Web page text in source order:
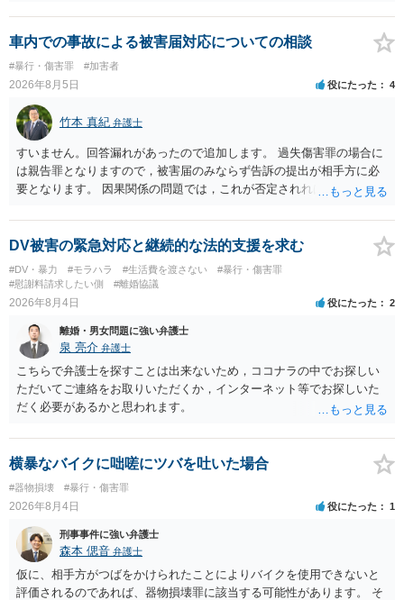
告訴状を作って証拠をそろえて出すことでしょう。
車内での事故による被害届対応についての相談
#暴行・傷害罪 #加害者
2026年8月5日 役にたった 4
竹本 真紀 弁護士
すいません。回答漏れがあったので追加します。 過失傷害罪の場合に
は親告罪となりますので，被害届のみならず告訴の提出が相手方に必
要となります。 因果関係の問題では，これが否定されれば ①刑事的に
断されれば処罰規定がない状態になると思います。 ②民事的には傷害
部分が否定されますので，暴行行為自体による損害（慰謝料的なもの
DV被害の緊急対応と継続的な法的支援を求む
#DV・暴力 #モラハラ #生活費を渡さない
#暴行・傷害罪
#慰謝料請求したい側
#離婚協議
2026年8月4日 役にたった 2
離婚・男女問題に強い弁護士
泉 亮介 弁護士
こちらで弁護士を探すことは出来ないため，ココナラの中でお探しい
ただいてご連絡をお取りいただくか，インターネット等でお探しいた
だく必要があるかと思われます。
横暴なバイクに咄嗟にツバを吐いた場合
#器物損壊 #暴行・傷害罪
2026年8月4日 役にたった 1
刑事事件に強い弁護士
森本 偲音 弁護士
仮に、相手方がつばをかけられたことによりバイクを使用できないと
評価されるのであれば、器物損壊罪に該当する可能性があります。 そ